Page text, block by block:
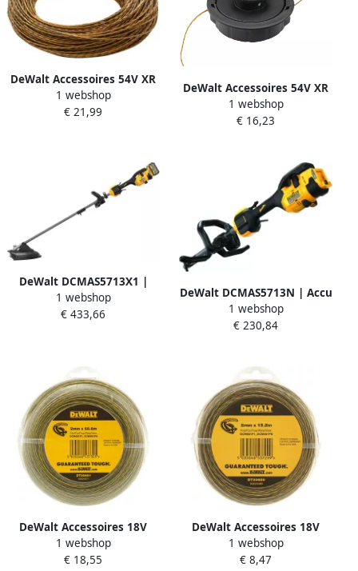
DeWalt Accessoires 54V XR
FLEXVOLT Grastrimmer
accessoire vervangdraad
1 webshop
€ 21,99
DeWalt Accessoires 54V XR
FLEXVOLT Grastrimmer
accessoire vervangspoel +
1 webshop
€ 16,23
DeWalt DCMAS5713X1 |
Accu Split Boom
Grastrimmer | 54V |
1 webshop
€ 433,66
DeWalt DCMAS5713N | Accu
combisysteem | Split Boom
| FlexVolt | 54V | excl.
1 webshop
€ 230,84
DeWalt Accessoires 18V
Grastrimmer vervangdraad
2mm DT20651-QZ
1 webshop
€ 18,55
DeWalt Accessoires 18V
Grastrimmer vervangdraad
2mm x 15.2m DT20650-QZ
1 webshop
€ 8,47